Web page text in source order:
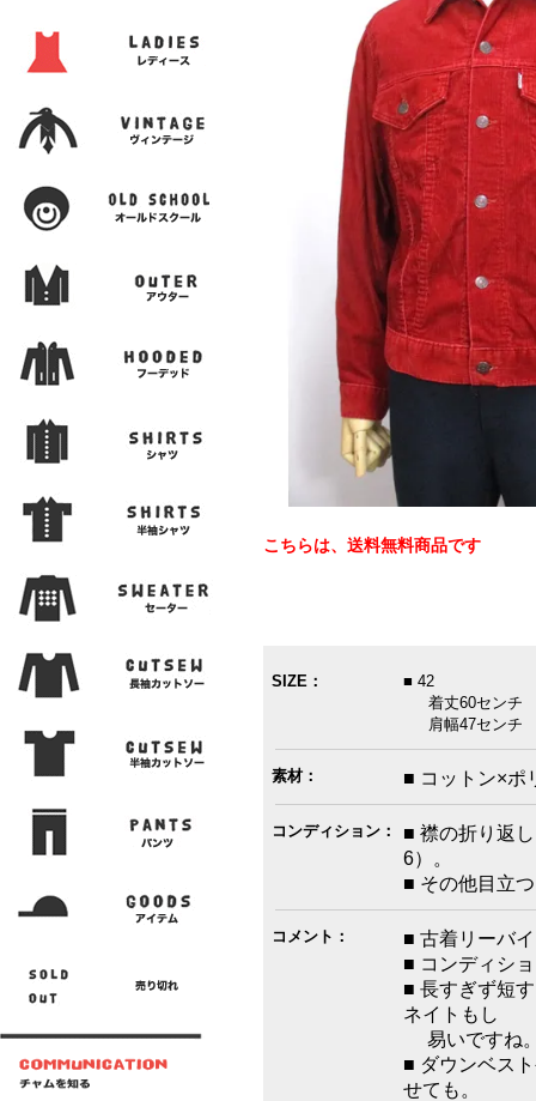
こちらは、送料無料商品です
SIZE：
■ 42
着丈60センチ
肩幅47センチ
素材： ■ コットン×ポ
コンディション：
■ 襟の折り返
6）。
■ その他目立
コメント：
■ 古着リーバ
■ コンディシ
■ 長すぎず短
ネイトもし
易いですね
■ ダウンベス
せても。